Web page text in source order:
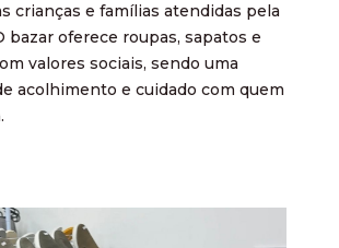
crianças e famílias atendidas pela
bazar oferece roupas, sapatos e
valores sociais, sendo uma
acolhimento e cuidado com quem